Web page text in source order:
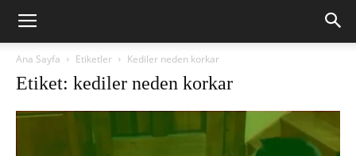
Ana Sayfa Etiketler Kediler neden korkar
Etiket: kediler neden korkar